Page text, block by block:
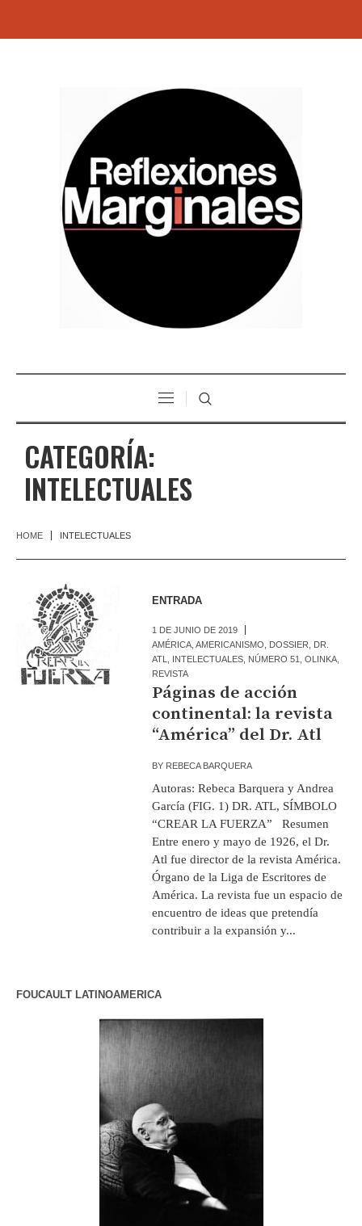
CATEGORÍA:
INTELECTUALES
HOME INTELECTUALES
ENTRADA
1 DE JUNIO DE 2019
AMÉRICA ,AMERICANISMO DOSSIER
DR.
ATL
INTELECTUALES NÚMERO 51 ,OLINKA
REVISTA
Páginas de acción
continental: la revista
“América” del Dr. Atl
BY REBECA BARQUERA
Autoras: Rebeca Barquera y Andrea
García (FIG. 1) DR. ATL, SÍMBOLO
“CREAR LA FUERZA” Resumen
Entre enero y mayo de 1926, el Dr.
Atl fue director de la revista América.
Órgano de la Liga de Escritores de
América. La revista fue un espacio de
encuentro de ideas que pretendía
contribuir a la expansión y...
FOUCAULT LATINOAMERICA